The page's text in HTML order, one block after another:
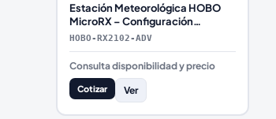
Estación Meteorológica HOBO
MicroRX – Configuración
Avanzada con Telemetría
HOBO-RX2102-ADV
Consulta disponibilidad y precio
Cotizar Ver